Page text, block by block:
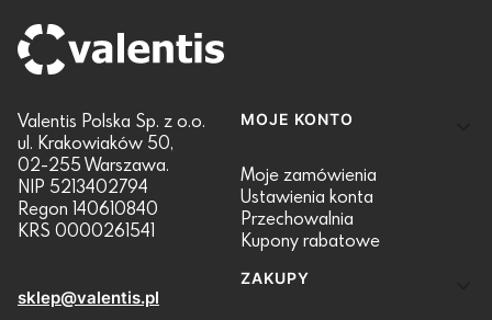
Valentis Polska Sp. z o.o.
ul. Krakowiaków 50,
02-255 Warszawa.
NIP 5213402794
Regon 140610840
KRS 0000261541
sklep@valentis.pl
Linki w stopce
MOJE KONTO
Moje zamówienia
Ustawienia konta
Przechowalnia
Kupony rabatowe
ZAKUPY